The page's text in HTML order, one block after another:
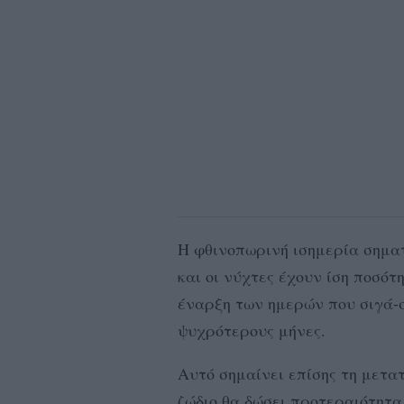
Η φθινοπωρινή ισημερία
και οι νύχτες έχουν ίση
έναρξη των ημερών που σιγά-
ψυχρότερους μήνες.
Αυτό σημαίνει επίσης τη